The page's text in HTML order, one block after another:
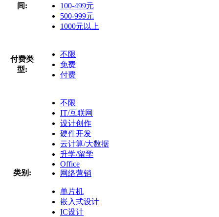
间:
100-499元
500-999元
1000元以上
付费类
型:
不限
免费
付费
类别:
不限
IT/互联网
设计创作
硬件开发
云计算/大数据
升学/留学
Office
网络营销
单片机
嵌入式设计
IC设计